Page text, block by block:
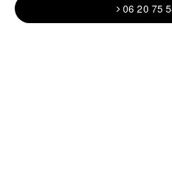
06 20 75